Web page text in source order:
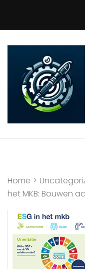
inhoud
(druk
Enter)
Home >
het MKB: Bouwen